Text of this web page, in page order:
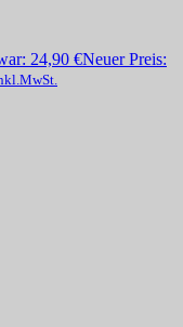
24,90 €Neuer Preis: